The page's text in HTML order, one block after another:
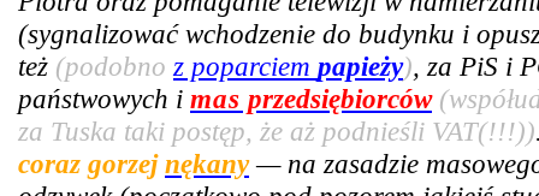
(sygnalizować wchodzenie do budynku i
też (podobno z poparciem papieży), za PiS i
państwowych i mas przedsiębiorców
za Tuska taki postęp, że aż podnieśli VAT(!!!))
coraz gorzejnękany— na zasadzie